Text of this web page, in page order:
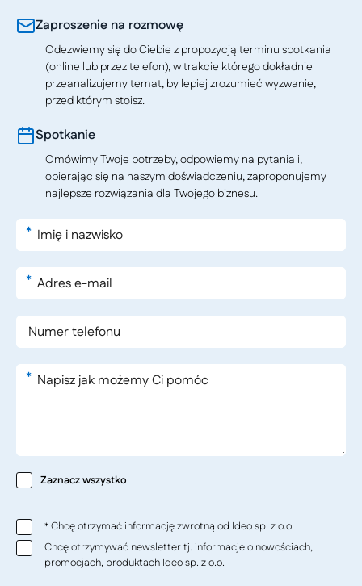
Zaproszenie na rozmowę
Odezwiemy się do Ciebie z propozycją terminu spotkania
(online lub przez telefon), w trakcie którego dokładnie
przeanalizujemy temat, by lepiej zrozumieć wyzwanie,
przed którym stoisz.
Spotkanie
Omówimy Twoje potrzeby, odpowiemy na pytania i,
opierając się na naszym doświadczeniu, zaproponujemy
najlepsze rozwiązania dla Twojego biznesu.
*
*
*
Zaznacz wszystko
*Chcę otrzymać informację zwrotną od Ideo sp. z o.o.
Chcę otrzymywać newsletter tj. informacje o nowościach,
promocjach, produktach Ideo sp. z o.o.